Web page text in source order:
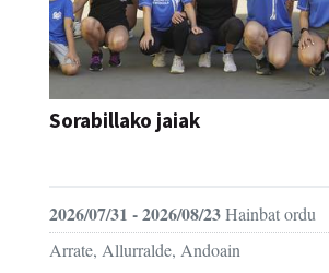
Sorabillako jaiak
2026/07/31 - 2026/08/23Hainbat ordu
Arrate, Allurralde, Andoain